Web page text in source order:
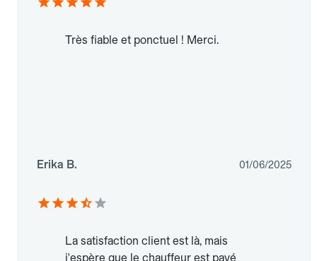
Très fiable et ponctuel ! Merci.
Erika B. 01/06/2025
La satisfaction client est là, mais
j'espère que le chauffeur est payé